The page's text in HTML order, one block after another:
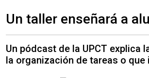
Un taller enseñará a
Un pódcast de la UPCT
la organización de tareas o